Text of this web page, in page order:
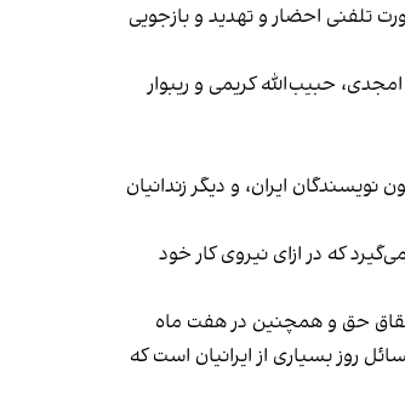
تلفنی احضار و تهدید و بازجویی
حبیب‌الله کریمی و ریبوار
ایران، و دیگر زندانیان
که در ازای نیروی کار خود
احقاق حق و همچنین در هفت ماه
روز بسیاری از ایرانیان است که